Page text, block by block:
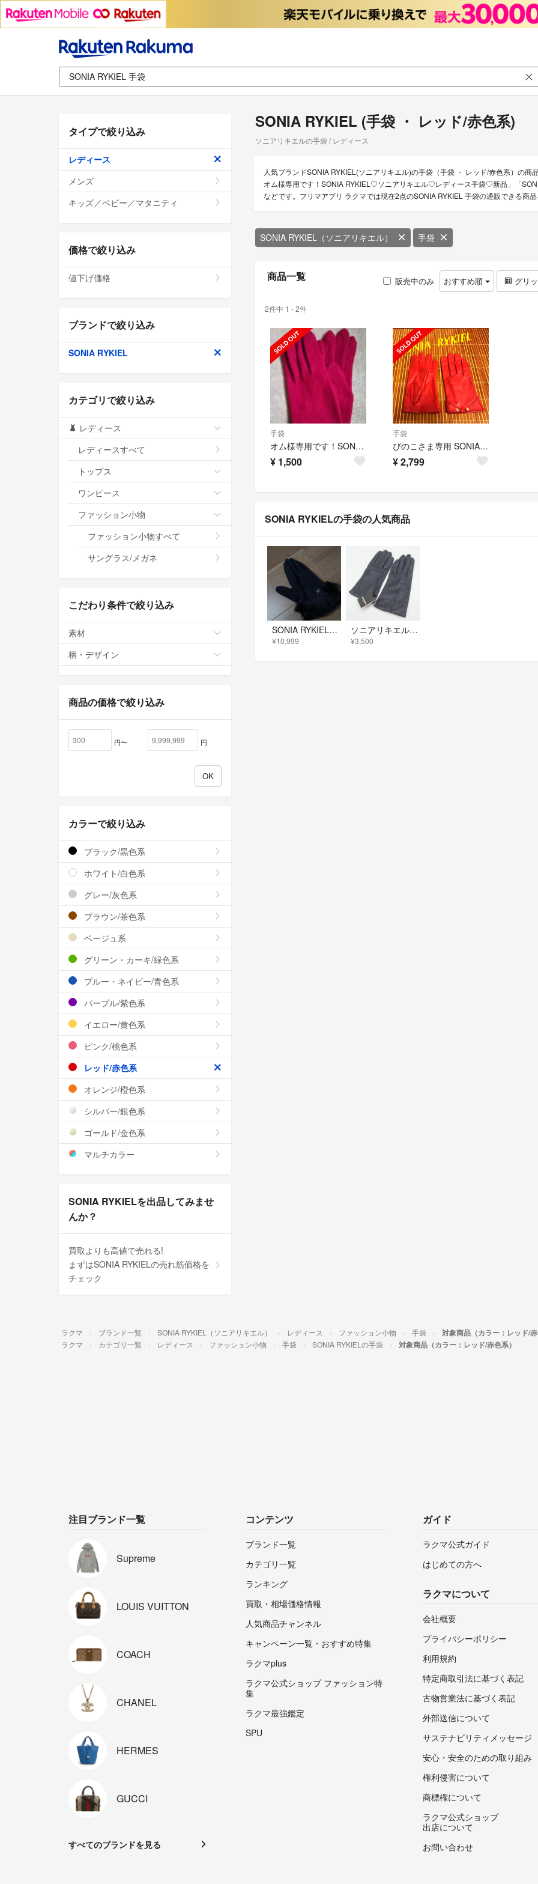
SONIA RYKIEL (手袋 ・ レッド/赤色系)
ソニアリキエルの手袋 / レディース
人気ブランドSONIA RYKIEL(ソニアリキエル)の手袋（手袋 ・ レッド/赤色系）の
オム様専用です！SONIA RYKIEL♡ソニアリキエル♡レディース手袋♡新品」「
などです。フリマアプリ ラクマでは現在2点のSONIA RYKIEL 手袋の通販できる商
SONIA RYKIEL（ソニアリキエル） 手袋
商品一覧 販売中のみ おすすめ順 グリ
2件中 1 - 2件
手袋
オム様専用です！SONIA RYKIEL♡ソニアリキエル♡レディース手袋♡新品
¥ 1,500
手袋
ぴのこさま専用 SONIA RYKIEL しなやかレザー
¥2,799
SONIA RYKIELの手袋の人気商品
SONIA RYKIELの手袋
¥10,999
ソニアリキエル 手袋 未使用 レザー 羊革 グローブ ブランド 小物 レディース ネイビー Sonia Rykiel
¥3,500
タイプで絞り込み
レディース
メンズ
キッズ／ベビー／マタニティ
価格で絞り込み
値下げ価格
ブランドで絞り込み
SONIA RYKIEL
カテゴリで絞り込み
レディース
レディースすべて
トップス
ワンピース
ファッション小物
ファッション小物すべて
サングラス/メガネ
こだわり条件で絞り込み
素材
柄・デザイン
商品の価格で絞り込み
円〜 円
カラーで絞り込み
ブラック/黒色系
ホワイト/白色系
グレー/灰色系
ブラウン/茶色系
ベージュ系
グリーン・カーキ/緑色系
ブルー・ネイビー/青色系
パープル/紫色系
イエロー/黄色系
ピンク/桃色系
レッド/赤色系
オレンジ/橙色系
シルバー/銀色系
ゴールド/金色系
マルチカラー
SONIA RYKIELを出品してみませ
んか？
買取よりも高値で売れる!
まずはSONIA RYKIELの売れ筋価格を
チェック
ラクマ ブランド一覧 SONIA RYKIEL（ソニアリキエル） レディース ファッション小物 手袋 対象商品（カラー：レッド/
ラクマ カテゴリ一覧 レディース ファッション小物 手袋 SONIA RYKIELの手袋 対象商品（カラー：レッド/赤色系）
注目ブランド一覧
Supreme
LOUIS VUITTON
COACH
CHANEL
HERMES
GUCCI
すべてのブランドを見る
コンテンツ
ブランド一覧
カテゴリ一覧
ランキング
買取・相場価格情報
人気商品チャンネル
キャンペーン一覧・おすすめ特集
ラクマplus
ラクマ公式ショップ ファッション特
集
ラクマ最強鑑定
SPU
ガイド
ラクマ公式ガイド
はじめての方へ
ラクマについて
会社概要
プライバシーポリシー
利用規約
特定商取引法に基づく表記
古物営業法に基づく表記
外部送信について
サステナビリティメッセージ
安心・安全のための取り組み
権利侵害について
商標権について
ラクマ公式ショップ
出店について
お問い合わせ